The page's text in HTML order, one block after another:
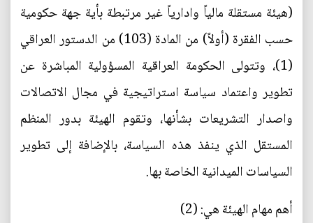
(هيئة مستقلة مالياً وادارياً غير مرتبطة بأية جهة حكومية
حسب الفقرة (أولاً) من المادة (103) من الدستور العراقي
(1)، وتتولى الحكومة العراقية المسؤولية المباشرة عن
تطوير واعتماد سياسة استراتيجية في مجال الاتصالات
واصدار التشريعات بشأنها، وتقوم الهيئة بدور المنظم
المستقل الذي ينفذ هذه السياسة، بالإضافة إلى تطوير
السياسات الميدانية الخاصة بها.
أهم مهام الهيئة هي: (2)